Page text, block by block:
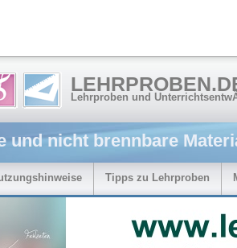
Lehrproben und
und nicht brennbare
Tipps zu Lehrproben